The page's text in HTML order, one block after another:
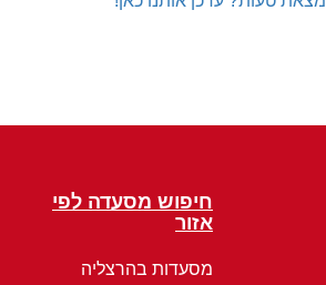
חיפוש מסעדה לפי
אזור
מסעדות בהרצליה